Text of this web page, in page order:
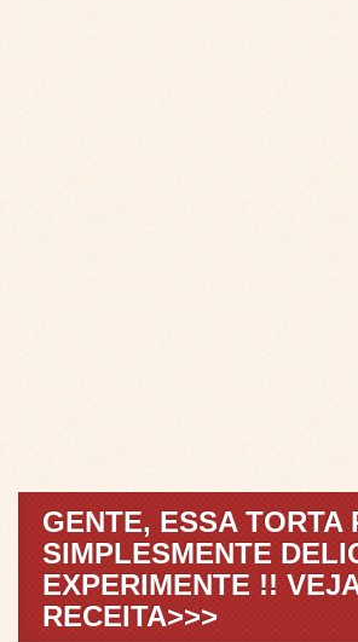
GENTE, ESSA TORTA
SIMPLESMENTE
EXPERIMENTE !!
RECEITA>>>